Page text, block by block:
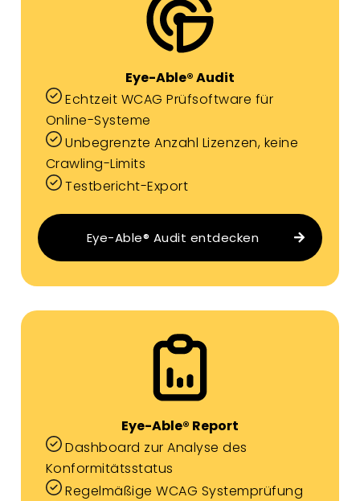
Eye-Able® Audit
Echtzeit WCAG Prüfsoftware für
Online-Systeme
Unbegrenzte Anzahl Lizenzen, keine
Crawling-Limits
Testbericht-Export
Eye-Able® Audit entdecken
Eye-Able® Report
Dashboard zur Analyse des
Konformitätsstatus
Regelmäßige WCAG Systemprüfung